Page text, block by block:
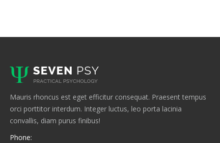
Mauris rhoncus est eget efficitur consequat. Praesent tempus
orci porttitor interdum. Integer luctus, leo porta lacinia
convallis, diam purus finibus!
Phone: